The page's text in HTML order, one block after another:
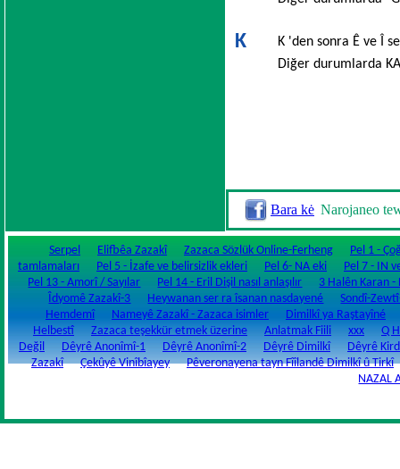
K
K 'den sonra Ê ve Î
Diğer durumlarda
Bara kė Narojaneo
Serpel Elifbêa Zazakî Zazaca Sözlük Online-Ferheng
Pel 1 -
tamlamaları
Pel 5 - İzafe ve belirsizlik ekleri Pel 6- NA eki
Pel 7 - IN
Pel 13 - Amorî / Sayılar
Pel 14 - Eril Dişil nasıl anlaşılır
3 Halên Karan -
Îdyomê Zazakî-3
Heywanan ser ra îsanan nasdayené
Sondî-
Hemdemî
Nameyê Zazakî - Zazaca isimler
Dimilkî ya Raştayîné
Helbestî
Zazaca teşekkür etmek üzerine Anlatmak Fiili xxx
Q
Değil
Dêyrê Anonîmî-1 Dêyrê Anonîmî-2 Dêyrê Dimilkî
Dêyrê
Zazakî
Çekûyê Vinîbîayey
Pêveronayena tayn Fîîlandê Dimilkî û Tirkî
NAZAL